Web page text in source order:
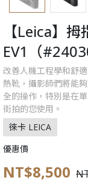
【Leica】
EV1（
改善人機工程學和舒
熱靴，攝影師們將能
全的操作，特別是在
街拍的您使用。
徠卡 LEICA
優惠價
NT$8,500